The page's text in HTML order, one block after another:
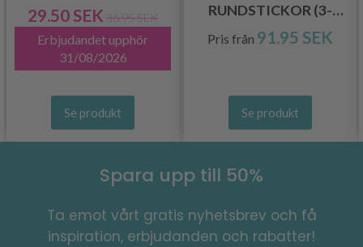
29.50 SEK 36.95 SEK
Erbjudandet upphör
31/08/2026
Se produkt
RUNDSTICKOR (3-
15.00 MM)
Pris från 91.95 SEK
Se produkt
Spara upp till 50%
Ta emot vårt gratis nyhetsbrev och få
inspiration, erbjudanden och rabatter!